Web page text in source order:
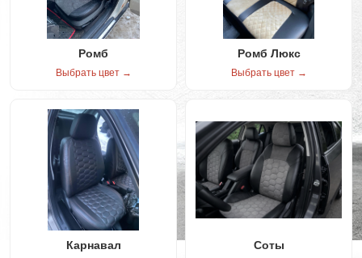
Ромб
Выбрать цвет →
Ромб Люкс
Выбрать цвет →
Карнавал Соты